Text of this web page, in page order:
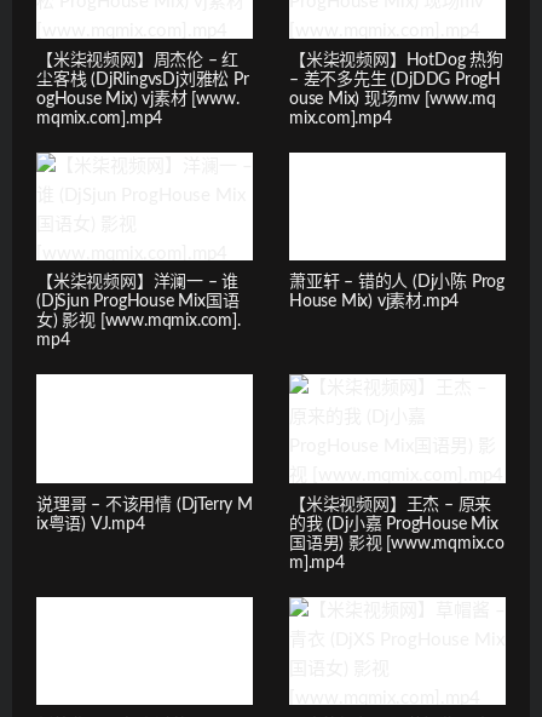
【米柒视频网】周杰伦 – 红
尘客栈 (DjRlingvsDj刘雅松 Pr
ogHouse Mix) vj素材 [www.
mqmix.com].mp4
【米柒视频网】HotDog 热狗
– 差不多先生 (DjDDG ProgH
ouse Mix) 现场mv [www.mq
mix.com].mp4
【米柒视频网】洋澜一 – 谁
(DjSjun ProgHouse Mix国语
女) 影视 [www.mqmix.com].
mp4
萧亚轩 – 错的人 (Dj小陈 Prog
House Mix) vj素材.mp4
说理哥 – 不该用情 (DjTerry M
ix粤语) VJ.mp4
【米柒视频网】王杰 – 原来
的我 (Dj小嘉 ProgHouse Mix
国语男) 影视 [www.mqmix.co
m].mp4